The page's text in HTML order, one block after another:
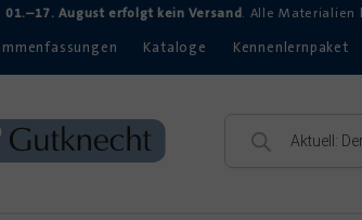
01.–17. August erfolgt kein Versand. Alle Materialien
Kataloge Kennenlernpaket